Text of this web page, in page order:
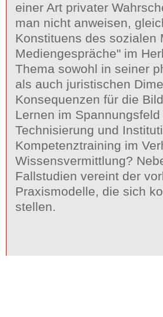
einer Art privater
man nicht anweisen,
Konstituens des sozialen
Mediengespräche" im
Thema sowohl in seiner
als auch juristischen
Konsequenzen für die
Lernen im
Technisierung und
Kompetenztraining im
Wissensvermittlung?
Fallstudien vereint der
Praxismodelle, die sich
stellen.